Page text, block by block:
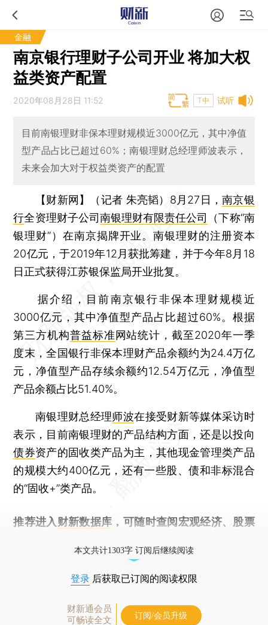
金融
南京银行理财子公司开业 将加大权
益类资产配置
试听
2020年08月28日 11:52 T中
目前南银理财非保本理财规模近3000亿元，其中净值
型产品占比已超过60%；南银理财总经理师波表示，
未来会加大对于权益类资产的配置
【财新网】（记者 朱亮韬） 8月27日，南京银
行全资理财子公司南银理财有限责任公司
（下称“南
银理财”）在南京揭牌开业。南银理财的注册资本
20亿元，于2019年12月获批筹建，并于今年8月18
日正式获得江苏银保监局开业批复。
据介绍，目前南京银行非保本理财规模近
3000亿元，其中净值型产品占比超过60%。根据
第三方机构普益标准网站统计，截至2020年一季
度末，全国银行非保本理财产品余额约为24.4万亿
元，净值型产品存续余额约12.54万亿元，净值型
产品余额占比51.40%。
南银理财总经理师波在接受财新等媒体采访时
表示，目前南银理财的产品结构方面，还是以投向
债券资产的固收类产品为主，其他现金管理类产品
的规模大约400亿元，还有一些股、债和非标混合
的“固收+”类产品。
推荐进入 财新数据库 ，可随时查阅宏观经济、股票
本文共计1303字 订阅后继续阅读
登录 后获取已订阅的阅读权限
财新通会员
可畅读全文
订阅/会员升级